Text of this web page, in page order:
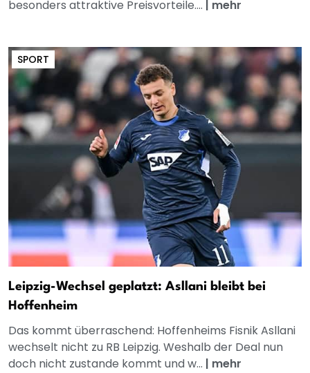
besonders attraktive Preisvorteile.... mehr
SPORT
Leipzig-Wechsel geplatzt: Asllani bleibt bei
Hoffenheim
Das kommt überraschend: Hoffenheims Fisnik Asllani
wechselt nicht zu RB Leipzig. Weshalb der Deal nun
doch nicht zustande kommt und w... | mehr